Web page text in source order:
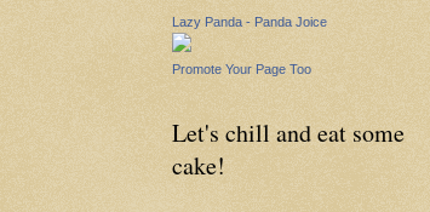
Lazy Panda - Panda Joice
Promote Your Page Too
Let's chill and eat some
cake!